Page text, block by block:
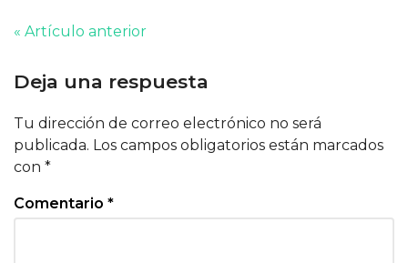
« Artículo anterior
Deja una respuesta
Tu dirección de correo electrónico no será
publicada. Los campos obligatorios están marcados
con *
Comentario *